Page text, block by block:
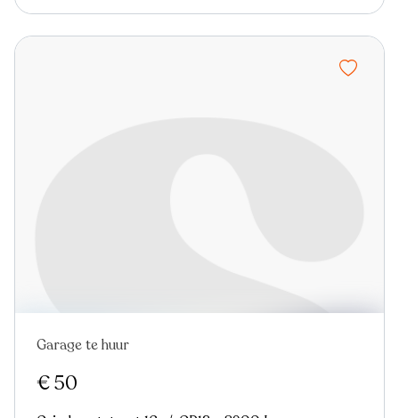
Garage te huur
€ 50